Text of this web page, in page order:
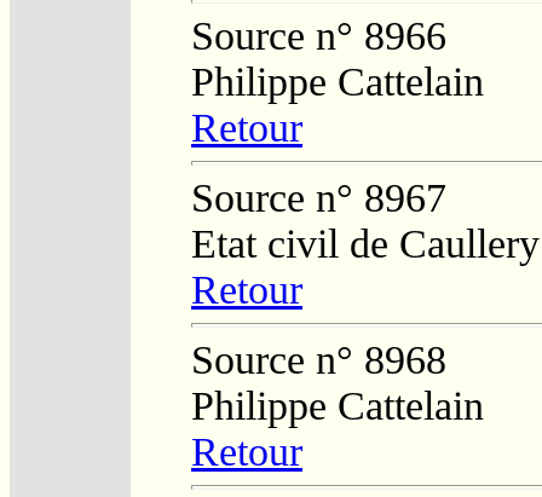
Source n° 8966
Philippe Cattelain
Retour
Source n° 8967
Etat civil de
Retour
Source n° 8968
Philippe Cattelain
Retour